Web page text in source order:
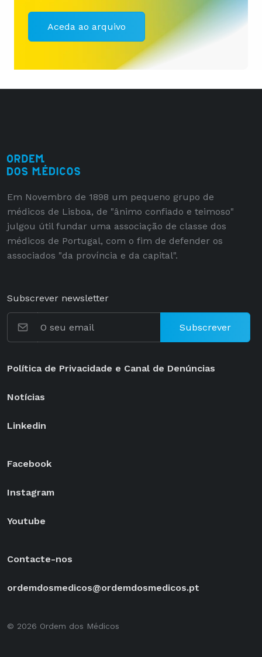
Aceda ao arquivo
Em Novembro de 1898 um pequeno grupo de
médicos de Lisboa, de "ânimo confiado e teimoso"
julgou útil fundar uma associação de classe dos
médicos de Portugal, com o fim de defender os
associados "da província e da capital".
Subscrever newsletter
Subscrever
Política de Privacidade e Canal de Denúncias
Notícias
Linkedin
Facebook
Instagram
Youtube
Contacte-nos
ordemdosmedicos@ordemdosmedicos.pt
© 2026 Ordem dos Médicos